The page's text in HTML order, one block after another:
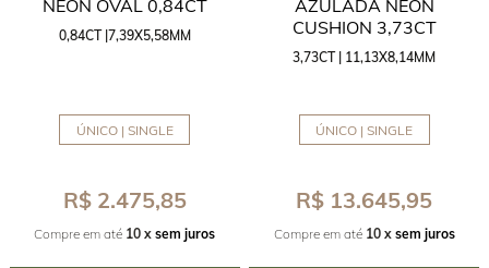
NEON OVAL 0,84CT
0,84CT |7,39X5,58MM
ÚNICO | SINGLE
R$ 2.475,85
Compre em até 10 x sem juros
AZULADA NEON
CUSHION 3,73CT
3,73CT | 11,13X8,14MM
ÚNICO | SINGLE
R$ 13.645,95
Compre em até 10 x sem juros